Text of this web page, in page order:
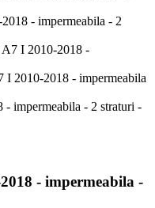
- impermeabila -